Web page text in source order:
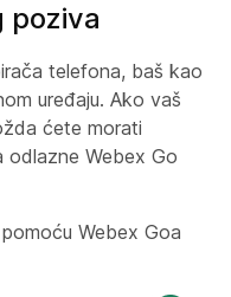
poziva
telefona, baš kao
uređaju. Ako vaš
ćete morati
odlazne Webex Go
Webex Goa